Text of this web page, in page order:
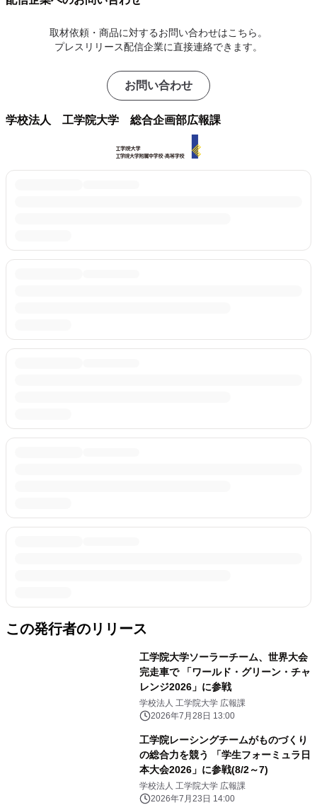
取材依頼・商品に対するお問い合わせはこちら。
プレスリリース配信企業に直接連絡できます。
お問い合わせ
学校法人 工学院大学 総合企画部広報課
この発行者のリリース
工学院大学ソーラーチーム、世界大会
完走車で 「ワールド・グリーン・チャ
レンジ2026」に参戦
学校法人 工学院大学 広報課
2026年7月28日 13:00
工学院レーシングチームがものづくり
の総合力を競う 「学生フォーミュラ日
本大会2026」に参戦(8/2～7)
学校法人 工学院大学 広報課
2026年7月23日 14:00